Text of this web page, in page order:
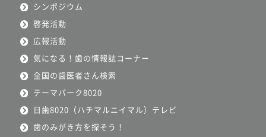
シンポジウム
啓発活動
広報活動
気になる！歯の情報誌コーナー
全国の歯医者さん検索
テーマパーク8020
日歯8020（ハチマルニイマル）テレビ
歯のみがき方を探そう！